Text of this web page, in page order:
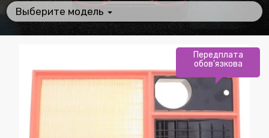
Выберите модель
Передплата
обов'язкова